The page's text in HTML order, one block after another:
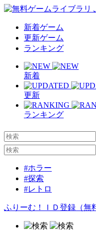
新着ゲーム
更新ゲーム
ランキング
新着
更新
ランキング
#ホラー
#探索
#レトロ
ふりーむ！ＩＤ登録（無